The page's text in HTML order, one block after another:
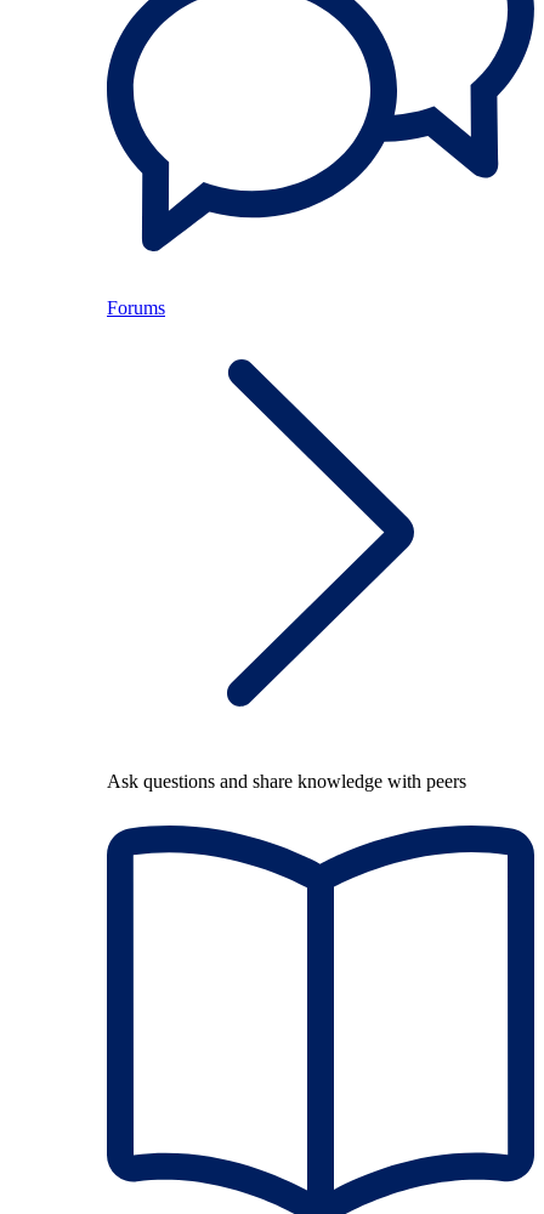
Forums
Ask questions and share knowledge with peers